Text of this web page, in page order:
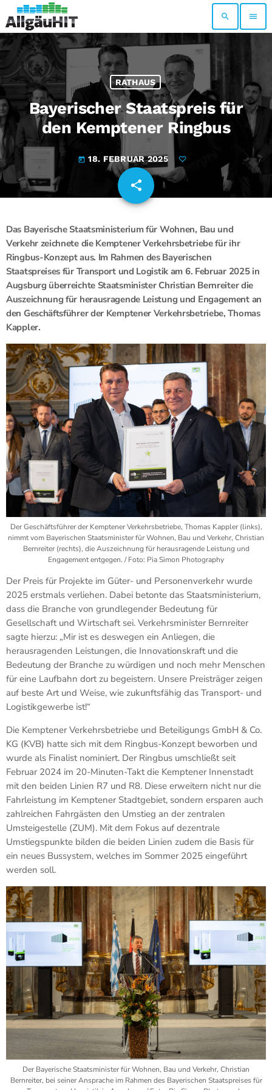
search menu
RATHAUS
Bayerischer Staatspreis für
den Kemptener Ringbus
today 18. FEBRUAR 2025
share
email
Das Bayerische Staatsministerium für Wohnen, Bau und
Verkehr zeichnete die Kemptener Verkehrsbetriebe für ihr
Ringbus-Konzept aus. Im Rahmen des Bayerischen
Staatspreises für Transport und Logistik am 6. Februar 2025 in
Augsburg überreichte Staatsminister Christian Bernreiter die
Auszeichnung für herausragende Leistung und Engagement an
den Geschäftsführer der Kemptener Verkehrsbetriebe, Thomas
Kappler.
Der Geschäftsführer der Kemptener Verkehrsbetriebe, Thomas Kappler (links),
nimmt vom Bayerischen Staatsminister für Wohnen, Bau und Verkehr, Christian
Bernreiter (rechts), die Auszeichnung für herausragende Leistung und
Engagement entgegen. / Foto: Pia Simon Photography
Der Preis für Projekte im Güter- und Personenverkehr wurde
2025 erstmals verliehen. Dabei betonte das Staatsministerium,
dass die Branche von grundlegender Bedeutung für
Gesellschaft und Wirtschaft sei. Verkehrsminister Bernreiter
sagte hierzu: „Mir ist es deswegen ein Anliegen, die
herausragenden Leistungen, die Innovationskraft und die
Bedeutung der Branche zu würdigen und noch mehr Menschen
für eine Laufbahn dort zu begeistern. Unsere Preisträger zeigen
auf beste Art und Weise, wie zukunftsfähig das Transport- und
Logistikgewerbe ist!“
Die Kemptener Verkehrsbetriebe und Beteiligungs GmbH & Co.
KG (KVB) hatte sich mit dem Ringbus-Konzept beworben und
wurde als Finalist nominiert. Der Ringbus umschließt seit
Februar 2024 im 20-Minuten-Takt die Kemptener Innenstadt
mit den beiden Linien R7 und R8. Diese erweitern nicht nur die
Fahrleistung im Kemptener Stadtgebiet, sondern ersparen auch
zahlreichen Fahrgästen den Umstieg an der zentralen
Umsteigestelle (ZUM). Mit dem Fokus auf dezentrale
Umstiegspunkte bilden die beiden Linien zudem die Basis für
ein neues Bussystem, welches im Sommer 2025 eingeführt
werden soll.
Der Bayerische Staatsminister für Wohnen, Bau und Verkehr, Christian
Bernreiter, bei seiner Ansprache im Rahmen des Bayerischen Staatspreises für